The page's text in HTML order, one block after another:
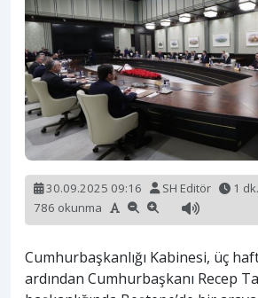
30.09.2025 09:16 SH Editör
1
786 okunma
Cumhurbaşkanlığı Kabinesi, üç
ardından Cumhurbaşkanı Recep